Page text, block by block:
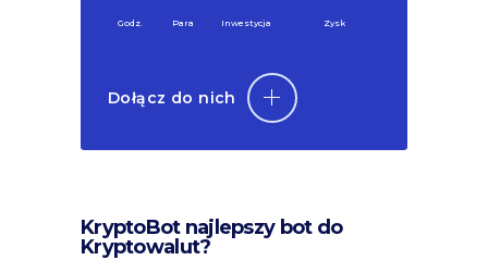
Godz. Para Inwestycja Zysk
Dołącz do nich
KryptoBot najlepszy bot do
Kryptowalut?